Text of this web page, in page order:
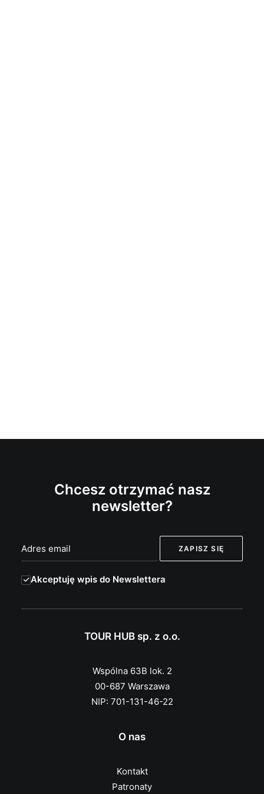
Chcesz otrzymać nasz
newsletter?
Akceptuję wpis do Newslettera
TOUR HUB sp. z o.o.
Wspólna 63B lok. 2
00-687 Warszawa
NIP: 701-131-46-22
O nas
Kontakt
Patronaty